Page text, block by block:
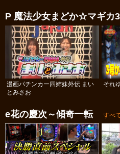
P 魔法少女まどか☆マギカ3
漫画パチンカー四姉妹外伝 まい
とみさお
それ
e花の慶次～傾奇一転 すべ